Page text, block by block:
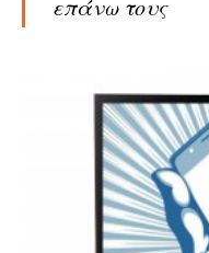
επάνω τους